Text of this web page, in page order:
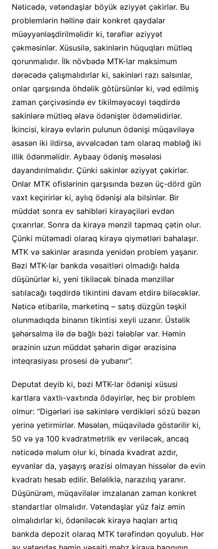
Nəticədə, vətəndaşlar böyük əziyyət çəkirlər. Bu
problemlərin həllinə dair konkret qaydalar
müəyyənləşdirilməlidir ki, tərəflər əziyyət
çəkməsinlər. Xüsusilə, sakinlərin hüquqları mütləq
qorunmalıdır. İlk növbədə MTK-lar maksimum
dərəcədə çalışmalıdırlar ki, sakinləri razı salsınlar,
onlar qarşısında öhdəlik götürsünlər ki, vəd edilmiş
zaman çərçivəsində ev tikilməyəcəyi təqdirdə
sakinlərə mütləq əlavə ödənişlər ödəməlidirlər.
İkincisi, kirayə evlərin pulunun ödənişi müqaviləyə
əsasən iki ildirsə, əvvəlcədən tam olaraq məbləğ iki
illik ödənməlidir. Aybaay ödəniş məsələsi
dayandırılmalıdır. Çünki sakinlər əziyyət çəkirlər.
Onlar MTK ofislərinin qarşısında bəzən üç-dörd gün
vaxt keçirirlər ki, aylıq ödənişi ala bilsinlər. Bir
müddət sonra ev sahibləri kirayəçiləri evdən
çıxarırlar. Sonra da kirayə mənzil tapmaq çətin olur.
Çünki mütəmadi olaraq kirayə qiymətləri bahalaşır.
MTK və sakinlər arasında yenidən problem yaşanır.
Bəzi MTK-lar bankda vəsaitləri olmadığı halda
düşünürlər ki, yeni tikiləcək binada mənzillər
satılacağı təqdirdə tikintini davam etdirə biləcəklər.
Nəticə etibarilə, marketinq – satış düzgün təşkil
olunmadıqda binanın tikintisi xeyli uzanır. Üstəlik
şəhərsalma ilə də bağlı bəzi tələblər var. Həmin
ərazinin uzun müddət şəhərin digər ərazisinə
inteqrasiyası prosesi də yubanır”.
Deputat deyib ki, bəzi MTK-lar ödənişi xüsusi
kartlara vaxtlı-vaxtında ödəyirlər, heç bir problem
olmur: “Digərləri isə sakinlərə verdikləri sözü bəzən
yerinə yetirmirlər. Məsələn, müqavilədə göstərilir ki,
50 və ya 100 kvadratmetrlik ev veriləcək, ancaq
nəticədə məlum olur ki, binada kvadrat azdır,
eyvanlar da, yaşayış ərazisi olmayan hissələr də evin
kvadratı hesab edilir. Beləliklə, narazılıq yaranır.
Düşünürəm, müqavilələr imzalanan zaman konkret
standartlar olmalıdır. Vətəndaşlar yüz faiz əmin
olmalıdırlar ki, ödəniləcək kirayə haqları artıq
bankda depozit olaraq MTK tərəfindən qoyulub. Hər